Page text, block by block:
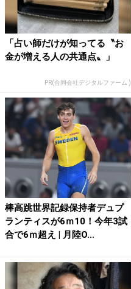
「占い師だけが知ってる〝お
金が増える人の共通点〟」
PR(合同会社デジタルファーム )
棒高跳世界記録保持者デュプ
ランティスが6ｍ10！今年3試
合で6ｍ超え | 月陸O...